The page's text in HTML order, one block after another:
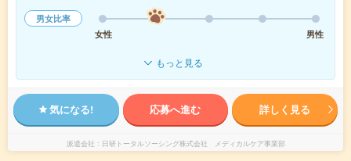
男女比率
女性
男性
もっと見る
気になる! 応募へ進む 詳しく見る
派遣会社 日研トータルソーシング株式会社 メディカルケア事業部